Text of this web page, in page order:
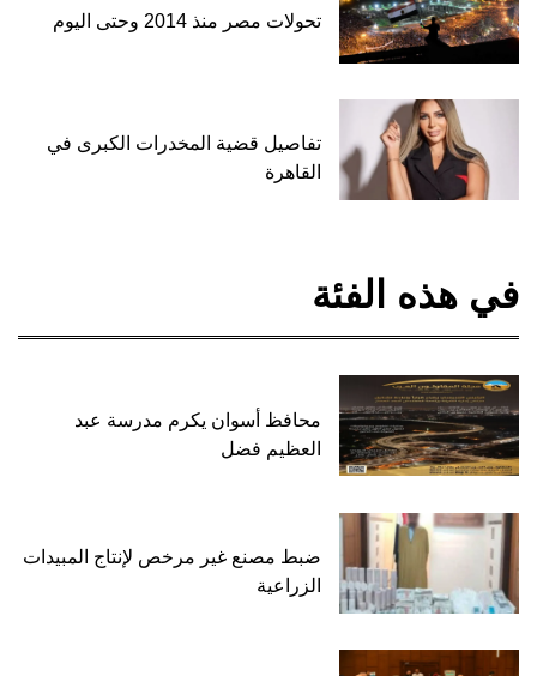
تحولات مصر منذ 2014 وحتى اليوم
تفاصيل قضية المخدرات الكبرى في
القاهرة
في هذه الفئة
محافظ أسوان يكرم مدرسة عبد
العظيم فضل
ضبط مصنع غير مرخص لإنتاج المبيدات
الزراعية